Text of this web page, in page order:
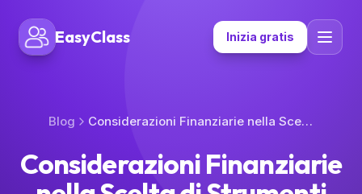
EasyClass Inizia gratis
Blog Considerazioni Finanziarie nella Scelta di Strumenti Digitali Scolastici
Considerazioni Finanziarie